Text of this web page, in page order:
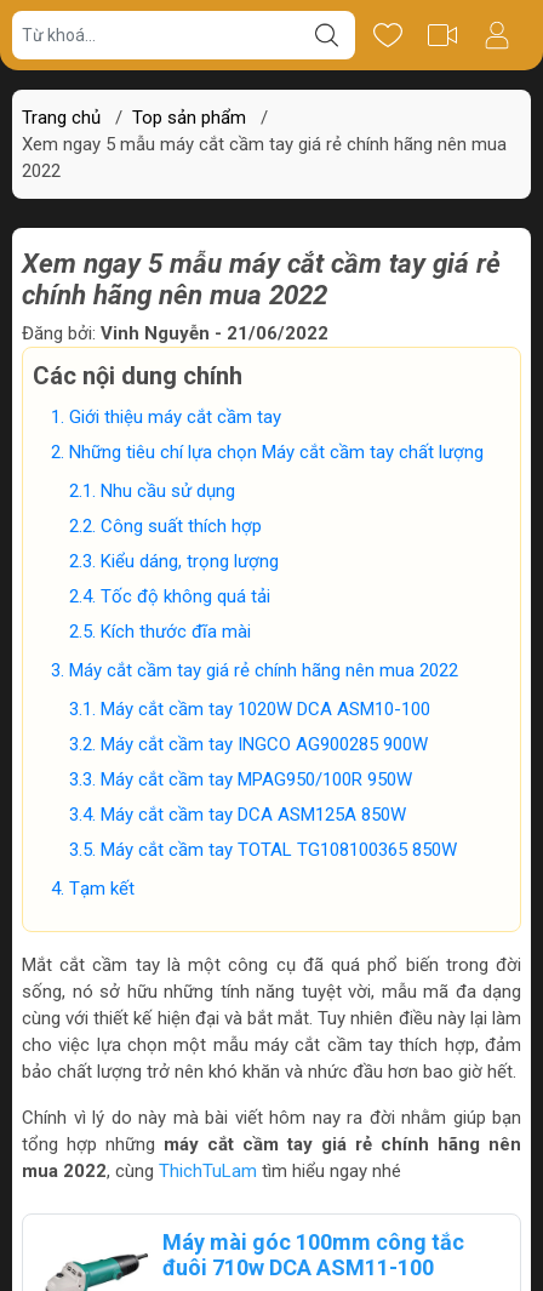
Trang chủ / Top sản phẩm
/
Xem ngay 5 mẫu máy cắt cầm tay giá rẻ chính hãng nên mua
2022
Xem ngay 5 mẫu máy cắt cầm tay giá rẻ
chính hãng nên mua 2022
Đăng bởi: Vinh Nguyễn - 21/06/2022
Các nội dung chính
Giới thiệu máy cắt cầm tay
Những tiêu chí lựa chọn Máy cắt cầm tay chất lượng
Nhu cầu sử dụng
Công suất thích hợp
Kiểu dáng, trọng lượng
Tốc độ không quá tải
Kích thước đĩa mài
Máy cắt cầm tay giá rẻ chính hãng nên mua 2022
Máy cắt cầm tay 1020W DCA ASM10-100
Máy cắt cầm tay INGCO AG900285 900W
Máy cắt cầm tay MPAG950/100R 950W
Máy cắt cầm tay DCA ASM125A 850W
Máy cắt cầm tay TOTAL TG108100365 850W
Tạm kết
Mắt cắt cầm tay là một công cụ đã quá phổ biến trong đời
sống, nó sở hữu những tính năng tuyệt vời, mẫu mã đa dạng
cùng với thiết kế hiện đại và bắt mắt. Tuy nhiên điều này lại làm
cho việc lựa chọn một mẫu máy cắt cầm tay thích hợp, đảm
bảo chất lượng trở nên khó khăn và nhức đầu hơn bao giờ hết.
Chính vì lý do này mà bài viết hôm nay ra đời nhằm giúp bạn
tổng hợp những máy cắt cầm tay giá rẻ chính hãng nên
mua 2022, cùng ThichTuLam tìm hiểu ngay nhé
Máy mài góc 100mm công tắc
đuôi 710w DCA ASM11-100